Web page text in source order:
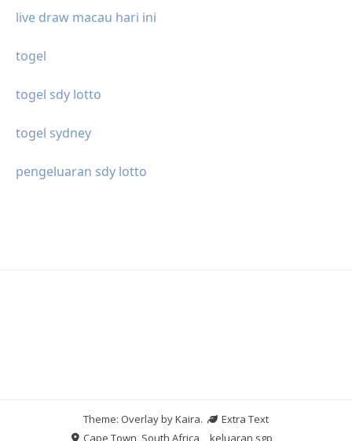
live draw macau hari ini
togel
togel sdy lotto
togel sydney
pengeluaran sdy lotto
Theme: Overlay byKaira.
Extra Text
Cape Town, South Africa
keluaran sgp